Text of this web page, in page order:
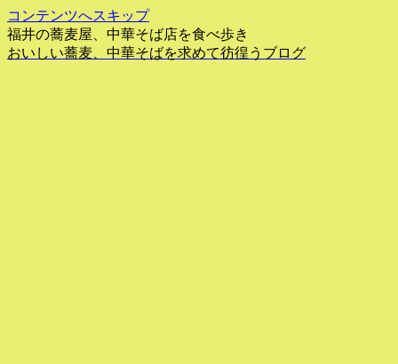
コンテンツへスキップ
福井の蕎麦屋、中華そば店を食べ歩き
おいしい蕎麦、中華そばを求めて彷徨うブログ